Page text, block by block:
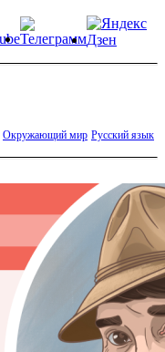
Окружающий мир Русский язык